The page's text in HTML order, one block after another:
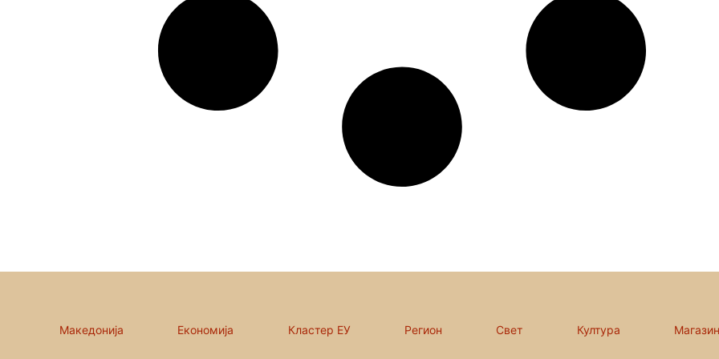
Македонија Економија Кластер ЕУ Регион Свет Култура Магазин